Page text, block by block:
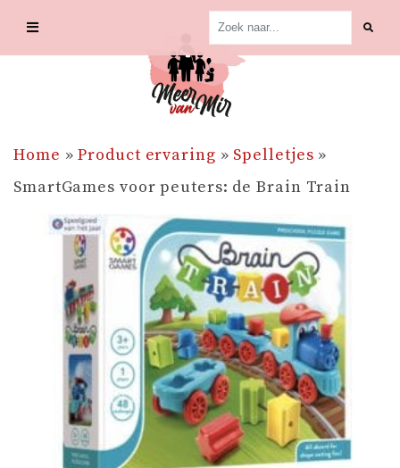
Home »Product ervaring » Spelletjes »
SmartGames voor peuters: de Brain Train